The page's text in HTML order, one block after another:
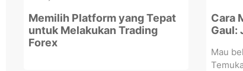
Memilih Platform yang Tepat
untuk Melakukan Trading
Forex
Cara
Gaul:
Mau